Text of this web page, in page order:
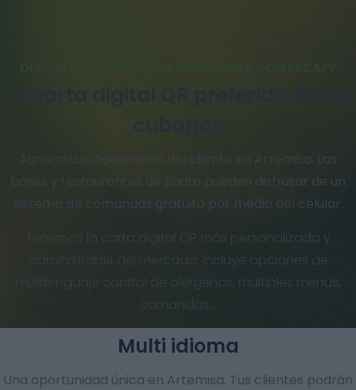
Aumenta la fidelización del cliente en Artemisa. Los
bares y restaurantes de Bauta pueden disfrutar de un
sistema de comandas gratuito por medio del celular.
Tenemos la carta digital QR más personalizada y
administrable del mercado. Incluye opciones de
multilenguaje control de alérgenos, múltiples menús,
comandas…
Una oportunidad única en Artemisa. Tus clientes podrán
Multi idioma